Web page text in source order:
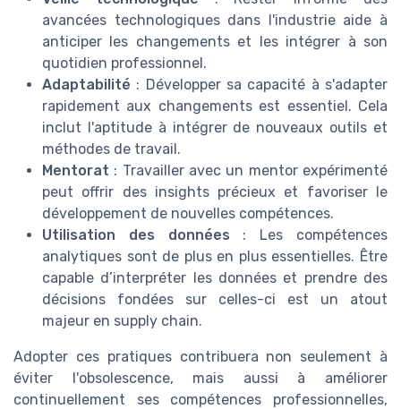
avancées technologiques dans l'industrie aide à
anticiper les changements et les intégrer à son
quotidien professionnel.
Adaptabilité : Développer sa capacité à s'adapter
rapidement aux changements est essentiel. Cela
inclut l'aptitude à intégrer de nouveaux outils et
méthodes de travail.
Mentorat : Travailler avec un mentor expérimenté
peut offrir des insights précieux et favoriser le
développement de nouvelles compétences.
Utilisation des données : Les compétences
analytiques sont de plus en plus essentielles. Être
capable d’interpréter les données et prendre des
décisions fondées sur celles-ci est un atout
majeur en supply chain.
Adopter ces pratiques contribuera non seulement à
éviter l'obsolescence, mais aussi à améliorer
continuellement ses compétences professionnelles,